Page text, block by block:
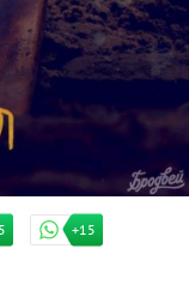
+15